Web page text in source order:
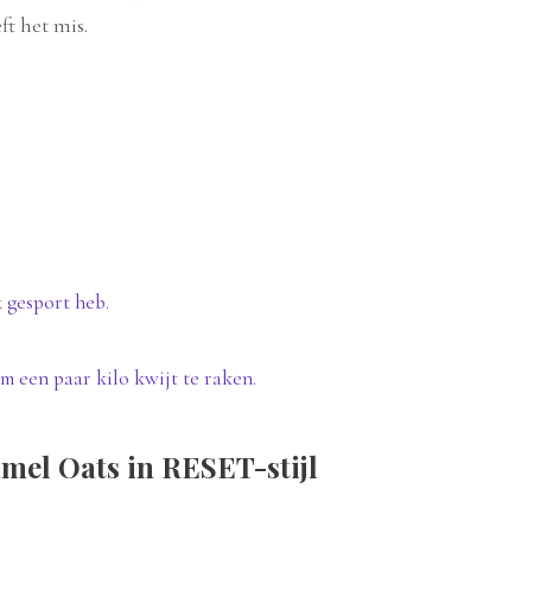
het mis.
heb.
een paar kilo kwijt te raken.
Oats in RESET-stijl